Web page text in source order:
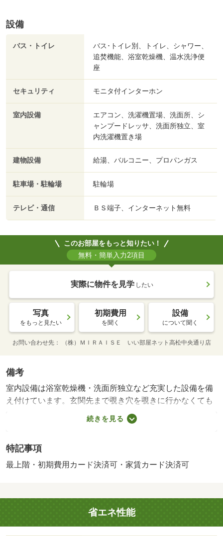
設備
バス・トイレ
バス･トイレ別、トイレ、シャワー、
追焚機能、浴室乾燥機、温水洗浄便
座
セキュリティ モニタ付インターホン
室内設備
エアコン、洗濯機置場、洗面所、シ
ャンプードレッサ、洗面所独立、室
内洗濯機置き場
建物設備 給湯、バルコニー、プロパンガス
駐車場・駐輪場 駐輪場
テレビ・通信 ＢＳ端子、インターネット無料
このお部屋をもっと知りたい！
無料・簡単入力2項目
実際に物件を見学 したい
写真
をもっと見たい
初期費用
を聞く
設備
について聞く
お問い合わせ先 （株）ＭＩＲＡＩＳＥ いい部屋ネット高松中央通り店
備考
室内設備は浴室乾燥機・洗面所独立など充実した設備を備
え付けています。玄関先まで覗き穴を覗きに行かなくても
インターホン越しに誰が来たのかを確認できるので安心感
があります。ＢＳ用の環境は整っているため、ＢＳ加入後
す。この物件はバルコニー付きで、用途に合わせて使用で
きます。間取りが２ＬＤＫでご家族で暮らす方にもオスス
め、利用料を気にすることなくネットを使用でき動画を思
う存分見たい方にもおすすめです。この物件は駐輪場付き
の物件です。・賃貸保証等：加入要（ハウスリーブ ハウ
続きを見る
特記事項
最上階・初期費用カード決済可・家賃カード決済可
省エネ性能